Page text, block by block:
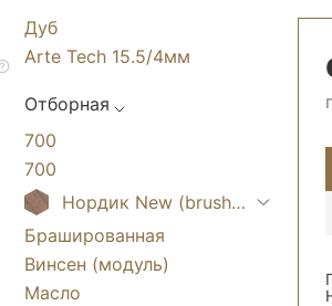
Дуб
Arte Tech 15.5/4мм
Отборная
700
700
Нордик New (brushed)
Брашированная
Винсен (модуль)
Масло